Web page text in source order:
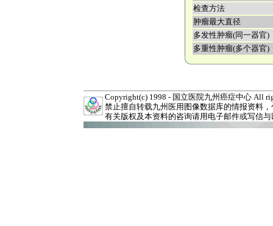
检查方法
肿瘤最大直径
多发性肿瘤(同一器官)
多重性肿瘤(多个器官)
Copyright(c) 1998 - 国立医院九州癌症中心 All
禁止擅自转载九州医用图像数据库的情报资料
有关版权及本资料的咨询请用电子邮件或写信